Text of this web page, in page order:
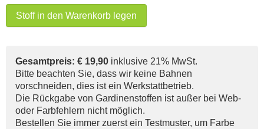
Stoff in den Warenkorb legen
Gesamtpreis: € 19,90 inklusive 21% MwSt.
Bitte beachten Sie, dass wir keine Bahnen
vorschneiden, dies ist ein Werkstattbetrieb.
Die Rückgabe von Gardinenstoffen ist außer bei Web-
oder Farbfehlern nicht möglich.
Bestellen Sie immer zuerst ein Testmuster, um Farbe